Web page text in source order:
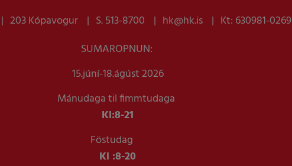
203 Kópavogur S. 513-8700 hk@hk.is
Kt: 630981-0269
SUMAROPNUN:
15.júní-18.ágúst 2026
Mánudaga til fimmtudaga
Kl:8-21
Föstudag
Kl :8-20